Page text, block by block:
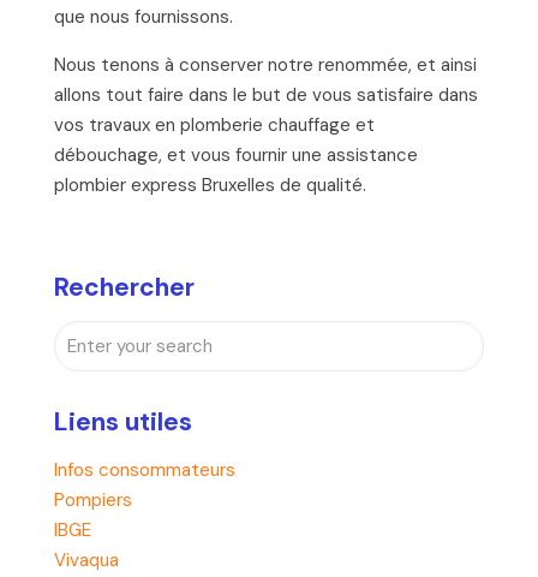
que nous fournissons.
Nous tenons à conserver notre renommée, et ainsi
allons tout faire dans le but de vous satisfaire dans
vos travaux en plomberie chauffage et
débouchage, et vous fournir une assistance
plombier express Bruxelles de qualité.
Rechercher
Liens utiles
Infos consommateurs
Pompiers
IBGE
Vivaqua